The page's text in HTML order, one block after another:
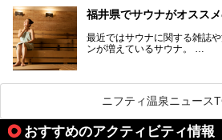
る海産物、越前そば、ソース
す。
2024年春の北陸新幹線の延伸
首都圏からもアクセスしやす
福井県でおすすめのスーパー銭
福井県でサウナがオスス
最近ではサウナに関する雑誌
ンが増えているサウナ。
チームサウナ、塩サウナなど
こだわりを持つ施設も増えてい
ススメ温泉・銭湯・スパを10
ニフティ温泉ニュース
おすすめのアクティビティ情報